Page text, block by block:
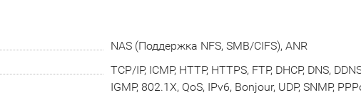
NAS (Поддержка NFS, SMB/CIFS), ANR
TCP/IP, ICMP, HTTP, HTTPS, FTP, DHCP, DNS,
IGMP, 802.1X, QoS, IPv6, Bonjour, UDP, SNMP,